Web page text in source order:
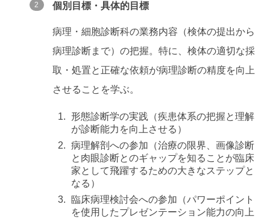
個別目標・具体的目標
病理・細胞診断科の業務内容（検体の提出から
病理診断まで）の把握。特に、検体の適切な採
取・処置と正確な依頼が病理診断の精度を向上
させることを学ぶ。
形態診断学の実践（疾患体系の把握と理解
が診断能力を向上させる）
病理解剖への参加（治療の限界、画像診断
と肉眼診断とのギャップを知ることが臨床
家として飛躍するための大きなステップと
なる）
臨床病理検討会への参加（パワーポイント
を使用したプレゼンテーション能力の向上